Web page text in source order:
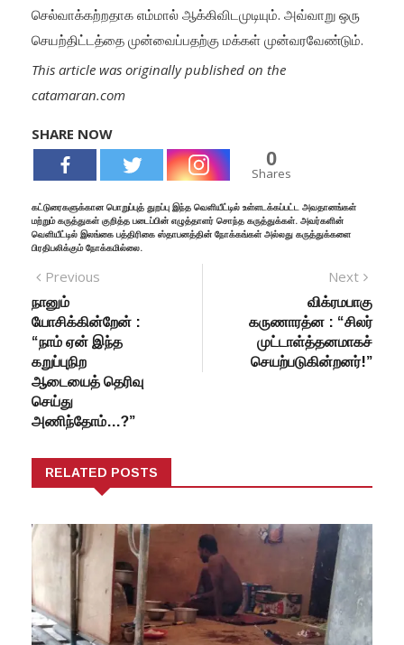
செல்வாக்கற்றதாக எம்மால் ஆக்கிவிடமுடியும். அவ்வாறு ஒரு
செயற்திட்டத்தை முன்வைப்பதற்கு மக்கள் முன்வரவேண்டும்.
This article was originally published on the
catamaran.com
SHARE NOW
0
Shares
கட்டுரைகளுக்கான பொறுப்புத் துறப்பு இந்த வெளியீட்டில் உள்ளடக்கப்பட்ட அவதானங்கள்
மற்றும் கருத்துகள் குறித்த படைப்பின் எழுத்தாளர் சொந்த கருத்துக்கள். அவர்களின்
வெளியீட்டில் இலங்கை பத்திரிகை ஸ்தாபனத்தின் நோக்கங்கள் அல்லது கருத்துக்களை
பிரதிபலிக்கும் நோக்கமில்லை.
Previous
நானும்
யோசிக்கின்றேன் :
“நாம் ஏன் இந்த
கறுப்புநிற
ஆடையைத் தெரிவு
செய்து
அணிந்தோம்…?”
Next
விக்ரமபாகு
கருணாரத்ன : “சிலர்
முட்டாள்த்தனமாகச்
செயற்படுகின்றனர்!”
RELATED POSTS